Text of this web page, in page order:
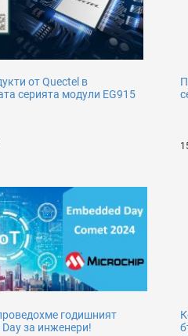
от Quectel в
серията модули EG915
годишният
Day за инженери!